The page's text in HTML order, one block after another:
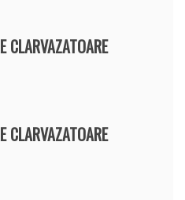
CLARVAZATOARE
CLARVAZATOARE